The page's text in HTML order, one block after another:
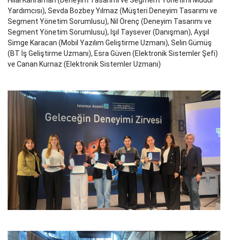
Yardımcısı), Sevda Bozbey Yılmaz (Müşteri Deneyim Tasarımı ve
Segment Yönetim Sorumlusu), Nil Örenç (Deneyim Tasarımı ve
Segment Yönetim Sorumlusu), Işıl Taysever (Danışman), Ayşıl
Simge Karacan (Mobil Yazılım Geliştirme Uzmanı), Selin Gümüş
(BT İş Geliştirme Uzmanı), Esra Güven (Elektronik Sistemler Şefi)
ve Canan Kurnaz (Elektronik Sistemler Uzmanı)